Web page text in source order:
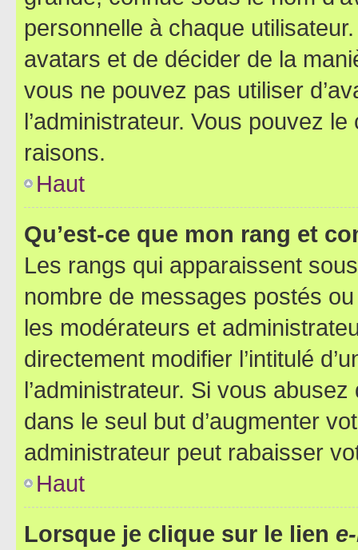
personnelle à chaque utilisateur.
avatars et de décider de la
vous ne pouvez pas utiliser
l’administrateur. Vous pouvez
raisons.
Haut
Qu’est-ce que mon rang et
Les rangs qui apparaissent
nombre de messages postés
les modérateurs et
directement modifier l’intitulé
l’administrateur. Si vous
dans le seul but d’augmenter
administrateur peut rabaisser
Haut
Lorsque je clique sur le lien